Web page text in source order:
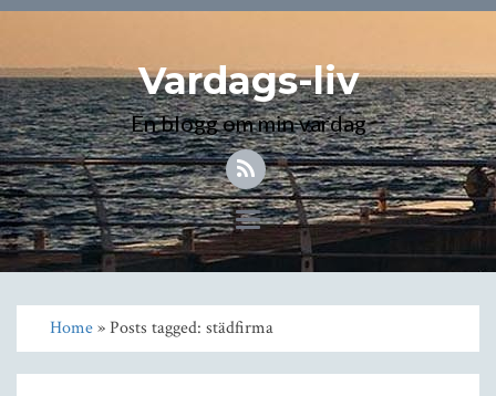
Vardags-liv
En blogg om min vardag
Toggle
navigation
Home» Posts tagged: städfirma